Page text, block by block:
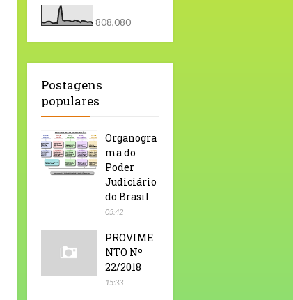
808,080
Postagens
populares
Organogra
ma do
Poder
Judiciário
do Brasil
05:42
PROVIME
NTO Nº
22/2018
15:33